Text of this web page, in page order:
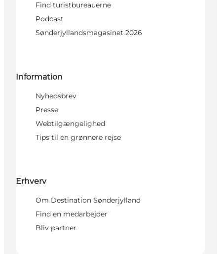
Find turistbureauerne
Podcast
Sønderjyllandsmagasinet 2026
Information
Nyhedsbrev
Presse
Webtilgængelighed
Tips til en grønnere rejse
Erhverv
Om Destination Sønderjylland
Find en medarbejder
Bliv partner